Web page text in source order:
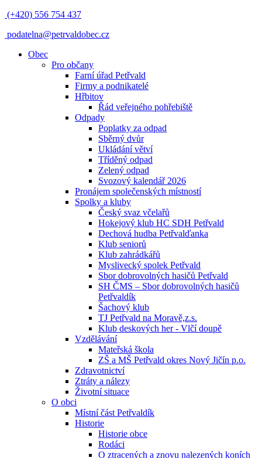
(+420) 556 754 437
podatelna@petrvaldobec.cz
Obec
Pro občany
Farní úřad Petřvald
Firmy a podnikatelé
Hřbitov
Řád veřejného pohřebiště
Odpady
Poplatky za odpad
Sběrný dvůr
Ukládání větví
Tříděný odpad
Zelený odpad
Svozový kalendář 2026
Pronájem společenských místností
Spolky a kluby
Český svaz včelařů
Hokejový klub HC SDH Petřvald
Dechová hudba Petřvalďanka
Klub seniorů
Klub zahrádkářů
Myslivecký spolek Petřvald
Sbor dobrovolných hasičů Petřvald
SH ČMS – Sbor dobrovolných hasičů
Petřvaldík
Šachový klub
TJ Petřvald na Moravě,z.s.
Klub deskových her - Vlčí doupě
Vzdělávání
Mateřská škola
ZŠ a MŠ Petřvald okres Nový Jičín p.o.
Zdravotnictví
Ztráty a nálezy
Životní situace
O obci
Místní část Petřvaldík
Historie
Historie obce
Rodáci
O ztracených a znovu nalezených koních